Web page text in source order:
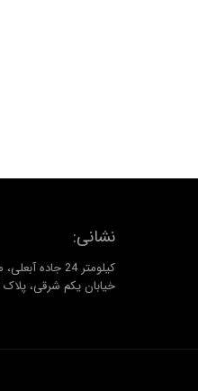
نشانی:
کیلومتر 24
خیابان یکم شرقی، پلاک 40 یا 176 قدیم